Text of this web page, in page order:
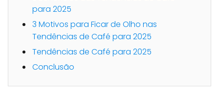
para 2025
3 Motivos para Ficar de Olho nas
Tendências de Café para 2025
Tendências de Café para 2025
Conclusão